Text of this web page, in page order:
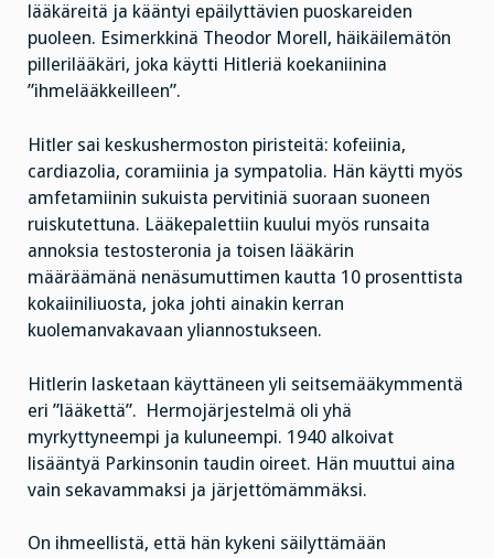
lääkäreitä ja kääntyi epäilyttävien puoskareiden
puoleen. Esimerkkinä Theodor Morell, häikäilemätön
pillerilääkäri, joka käytti Hitleriä koekaniinina
”ihmelääkkeilleen”.
Hitler sai keskushermoston piristeitä: kofeiinia,
cardiazolia, coramiinia ja sympatolia. Hän käytti myös
amfetamiinin sukuista pervitiniä suoraan suoneen
ruiskutettuna. Lääkepalettiin kuului myös runsaita
annoksia testosteronia ja toisen lääkärin
määräämänä nenäsumuttimen kautta 10 prosenttista
kokaiiniliuosta, joka johti ainakin kerran
kuolemanvakavaan yliannostukseen.
Hitlerin lasketaan käyttäneen yli seitsemääkymmentä
eri ”lääkettä”. Hermojärjestelmä oli yhä
myrkyttyneempi ja kuluneempi. 1940 alkoivat
lisääntyä Parkinsonin taudin oireet. Hän muuttui aina
vain sekavammaksi ja järjettömämmäksi.
On ihmeellistä, että hän kykeni säilyttämään